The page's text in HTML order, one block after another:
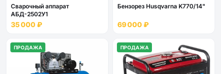
Сварочный аппарат
АБД-2502У1
35 000 ₽
Бензорез Husqvarna K770/14"
69 000 ₽
ПРОДАЖА ПРОДАЖА